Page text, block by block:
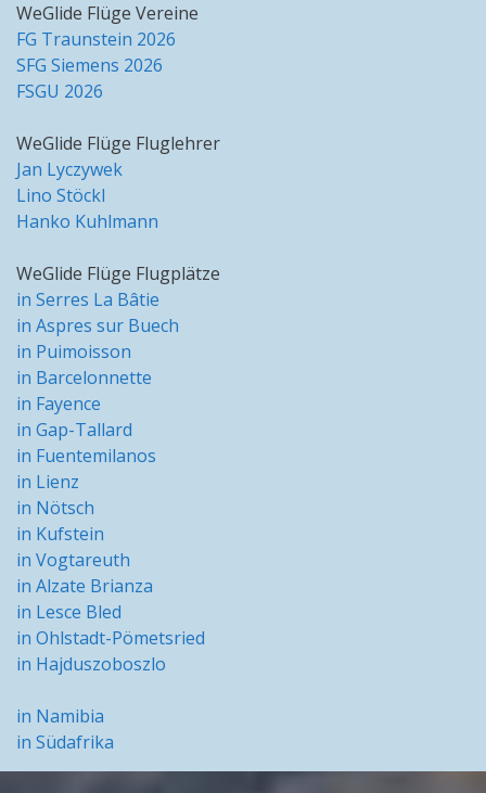
WeGlide Flüge Vereine
FG Traunstein 2026
SFG Siemens 2026
FSGU 2026
WeGlide Flüge Fluglehrer
Jan Lyczywek
Lino Stöckl
Hanko Kuhlmann
WeGlide Flüge Flugplätze
in Serres La Bâtie
in Aspres sur Buech
in Puimoisson
in Barcelonnette
in Fayence
in Gap-Tallard
in Fuentemilanos
in Lienz
in Nötsch
in Kufstein
in Vogtareuth
in Alzate Brianza
in Lesce Bled
in Ohlstadt-Pömetsried
in Hajduszoboszlo
in Namibia
in Südafrika